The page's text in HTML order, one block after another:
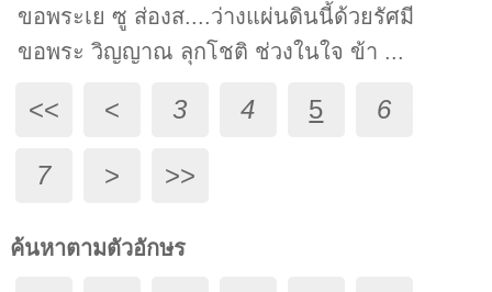
ขอพระเย ซู ส่องส....ว่างแผ่นดินนี้ด้วยรัศมี
ขอพระ วิญญาณ ลุกโชติ ช่วงในใจ ข้า ...
<< < 3 4 5 6
7 > >>
ค้นหาตามตัวอักษร